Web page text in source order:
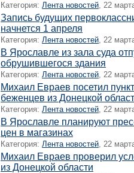
Категория: Лента новостей, 22
Запись будущих
начнется 1 апреля
Категория: Лента новостей, 22
В Ярославле из зала суда
обрушившегося здания
Категория: Лента новостей, 22
Михаил Евраев посетил
беженцев из Донецкой
Категория: Лента новостей, 22
В Ярославле планируют
цен в магазинах
Категория: Лента новостей, 22
Михаил Евраев проверил
из Донецкой области